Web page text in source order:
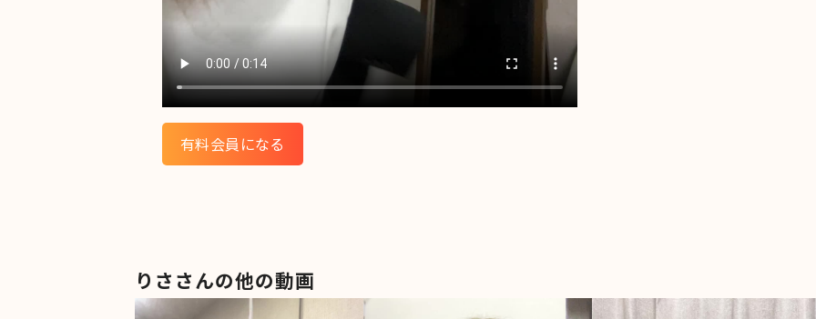
有料会員になる
りささんの他の動画